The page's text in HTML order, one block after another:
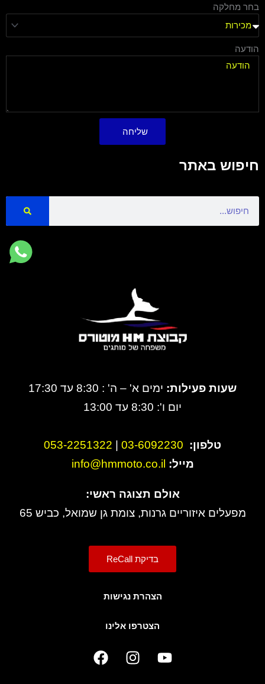
בחר מחלקה
הודעה
שליחה
חיפוש באתר
שעות פעילות: ימים א' – ה' : 8:30 עד 17:30
יום ו': 8:30 עד 13:00
טלפון: 03-6092230
|
053-2251322
מייל: info@hmmoto.co.il
אולם תצוגה ראשי:
מפעלים איזוריים גרנות, צומת גן שמואל, כביש 65
בדיקת ReCall
הצהרת נגישות
הצטרפו אלינו
Y
o
I
n
F
a